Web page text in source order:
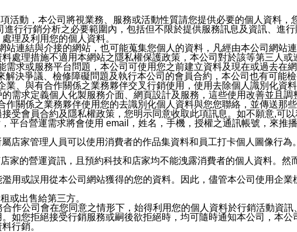
活動，本公司將視業務、服務或活動性質請您提供必要的個人資料
行行銷分析之必要範圍內，包括但不限於提供服務訊息及資訊、進
理及利用您的個人資料。
連結與介接的網站，也可能蒐集您個人的資料，凡經由本公司網站
處理措施不適用本網站之隱私權保護政策，本公司對於該等第三人或
求或服務平台問題，本公司可使用您之前建立資料及現在或過去在
決爭議、檢修障礙問題及執行本公司的會員合約，本公司也有可能
、與有合作關係之業務夥伴交叉行銷使用，使用去除個人識別化資
需求定義個人化製服務介面、網頁設計及服務，這些使用改善並且調
關係之業務夥伴使用您的去識別化個人資料與您您聯絡，並傳送那
受會員合約及隱私權政策，您明示同意收取此項訊息。如不願意,可
平台營運需求將會使用 email，姓名，手機，授權之通訊帳號，來推
店家管理人員可以使用消費者的作品集資料和員工打卡個人圖像行為
家的營運資訊，且預約科技和店家均不能洩露消費者的個人資料。
用或誤用從本公司網站獲得的您的資料。因此，儘管本公司使用企
或出售給第三方。
作公司會在您同意之情形下，始得利用您的個人資料於行銷活動資
如您拒絕接受行銷服務或嗣後欲拒絕時，均可隨時通知本公司，本
行銷。